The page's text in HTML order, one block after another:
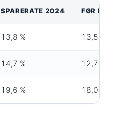
SPARERATE 2024 FØR
13,8 % 13,5 %
14,7 % 12,7 %
19,6 % 18,0 %